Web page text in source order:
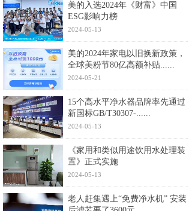
美的入选2024年《财富》中国
ESG影响力榜
2024-05-13
美的2024年家电以旧换新政策，
全球美粉节80亿高额补贴......
2024-05-21
15个高水平净水器品牌率先通过
新国标GB/T30307-......
2024-05-13
《家用和类似用途饮用水处理装
置》正式实施
2024-05-13
老人赶集遇上“免费净水机” 安装